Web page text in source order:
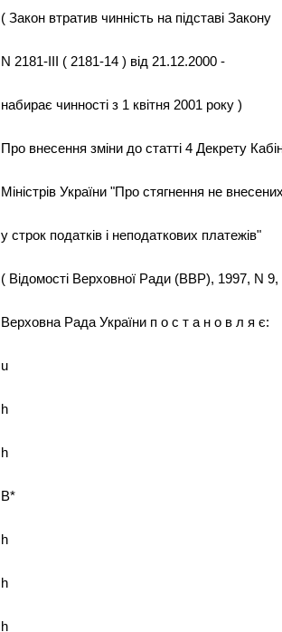
( Закон втратив чинність на підставі Закону
N 2181-III ( 2181-14 ) від 21.12.2000 -
набирає чинності з 1 квітня 2001 року )
Про внесення зміни до статті 4 Декрету
Міністрів України "Про стягнення не
у строк податків і неподаткових платежів"
( Відомості Верховної Ради (ВВР), 1997, N 9,
Верховна Рада України п о с т а н о в л я є:
u
h
h
B*
h
h
h